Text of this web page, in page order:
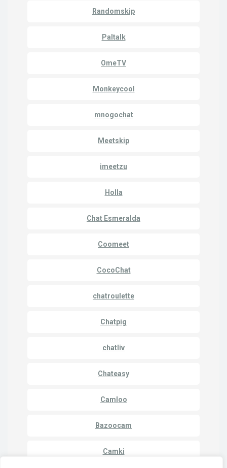
Randomskip
Paltalk
OmeTV
Monkeycool
mnogochat
Meetskip
imeetzu
Holla
Chat Esmeralda
Coomeet
CocoChat
chatroulette
Chatpig
chatliv
Chateasy
Camloo
Bazoocam
Camki